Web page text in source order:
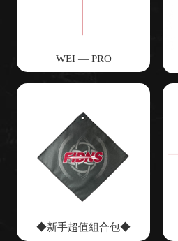
WEI — PRO
◆新手超值組合包◆